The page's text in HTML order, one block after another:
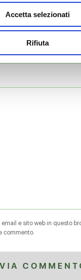
Accetta selezionati
Rifiuta
e sito web in questo
commento.